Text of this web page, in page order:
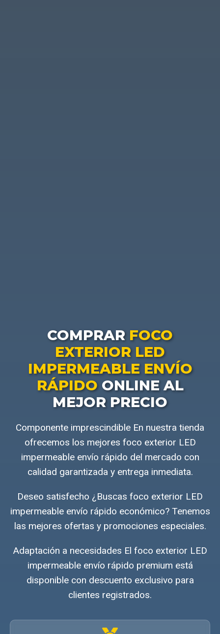
COMPRAR FOCO
EXTERIOR LED
IMPERMEABLE ENVÍO
RÁPIDOONLINE AL
MEJOR PRECIO
Componente imprescindible En nuestra tienda
ofrecemos los mejores foco exterior LED
impermeable envío rápido del mercado con
calidad garantizada y entrega inmediata.
Deseo satisfecho ¿Buscas foco exterior LED
impermeable envío rápido económico? Tenemos
las mejores ofertas y promociones especiales.
Adaptación a necesidades El foco exterior LED
impermeable envío rápido premium está
disponible con descuento exclusivo para
clientes registrados.